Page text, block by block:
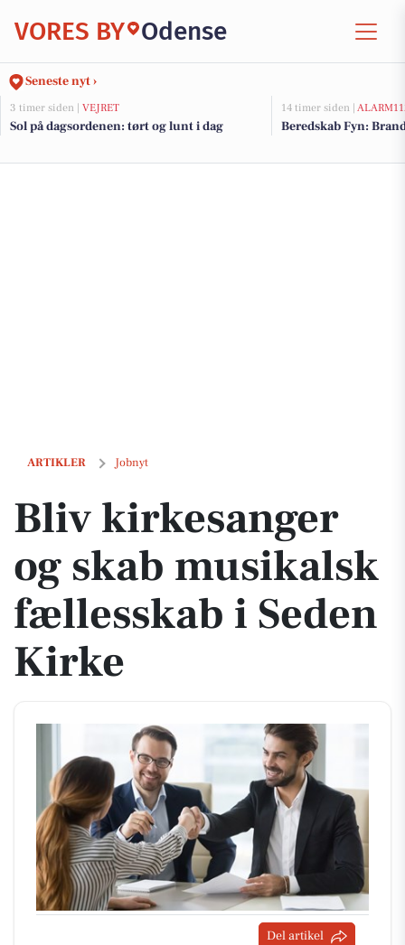
VORES BY Odense
Seneste nyt ›
3 timer siden | VEJRET
Sol på dagsordenen: tørt og lunt i dag
14 timer siden |
Beredskab Fyn:
ARTIKLER Jobnyt
Bliv kirkesanger og skab musikalsk fællesskab i Seden Kirke
Bliv kirkesanger
og skab musikalsk
fællesskab i Seden
Kirke
Del artikel